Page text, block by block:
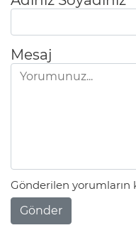
Mesaj
Gönderilen yorumların
Gönder